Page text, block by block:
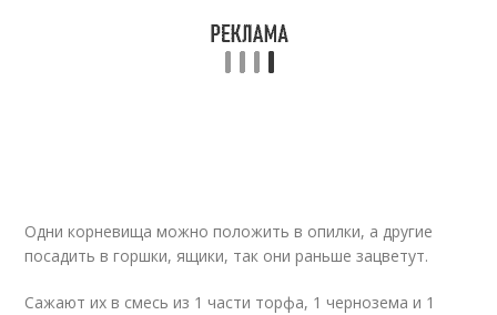
Одни корневища можно положить в опилки, а другие
посадить в горшки, ящики, так они раньше зацветут.
Сажают их в смесь из 1 части торфа, 1 чернозема и 1